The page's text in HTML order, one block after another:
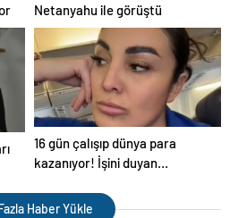
Netanyahu ile görüştü
16 gün çalışıp dünya para
kazanıyor! İşini duyan
Haber Yükle